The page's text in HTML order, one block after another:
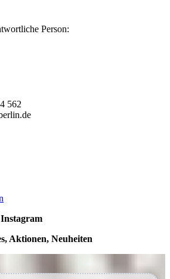
Person:
562
Aktionen, Neuheiten